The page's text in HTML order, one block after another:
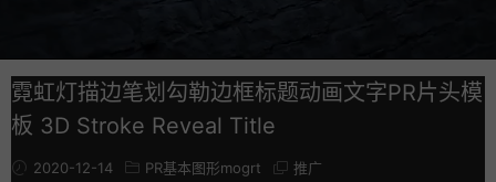
霓虹灯描边笔划勾勒边框标题动画文字PR片头模
板 3D Stroke Reveal Title
2020-12-14 PR基本图形mogrt 推广